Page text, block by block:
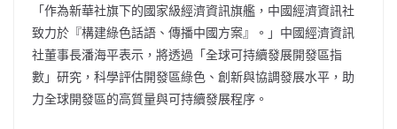
「作為新華社旗下的國家級經濟資訊旗艦，中國經濟資訊社
致力於『構建綠色話語、傳播中國方案』。」中國經濟資訊
社董事長潘海平表示，將透過「全球可持續發展開發區指
數」研究，科學評估開發區綠色、創新與協調發展水平，助
力全球開發區的高質量與可持續發展程序。